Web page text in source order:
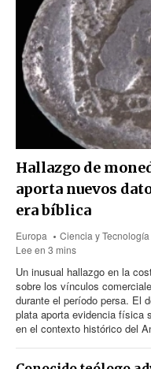
Hallazgo de
aporta nuevos
era bíblica
Europa
Ciencia y Tecnología
Lee en 3 mins
Un inusual hallazgo en la
sobre los vínculos
durante el período persa. El
plata aporta evidencia física
en el contexto histórico del